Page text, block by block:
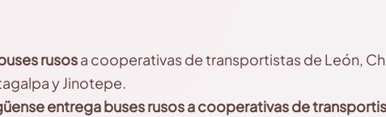
rusosa cooperativas de transportistas de León,
y Jinotepe.
entrega buses rusos a cooperativas de